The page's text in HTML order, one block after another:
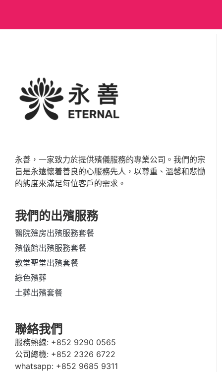
永善，一家致力於提供殯儀服務的專業公司。我們的宗
旨是永遠懷着善良的心服務先人，以尊重、溫馨和悲慟
的態度來滿足每位客戶的需求。
我們的出殯服務
醫院殮房出殯服務套餐
殯儀館出殯服務套餐
教堂聖堂出殯套餐
綠色殯葬
土葬出殯套餐
聯絡我們
服務熱線: +852 9290 0565
公司總機: +852 2326 6722
whatsapp: +852 9685 9311